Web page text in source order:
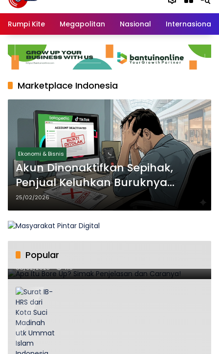
Rumpi Kite Megapolitan Nasional Internasional
Marketplace Indonesia
Ekonomi & Bisnis
Akun Dinonaktifkan Sepihak,
Penjual Keluhkan Buruknya
Layanan Pengaduan Tokopedia-
TikTok
25/02/2026
Popular
Apa Itu Bore Up? Simak Penjelasan dan Caranya!
06/02/2025 175